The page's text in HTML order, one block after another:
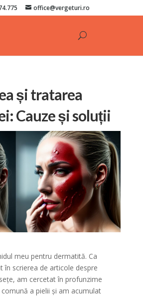
office@vergeturi.ro
și tratarea
Cauze și soluții
meu pentru dermatită. Ca
în scrierea de articole despre
am cercetat în profunzime
a pielii și am acumulat